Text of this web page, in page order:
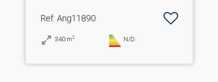
Ref: Ang11890
340 m2 N/D